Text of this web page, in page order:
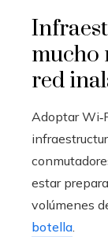
mucho
red
Adoptar
estar
volúmenes
botella.